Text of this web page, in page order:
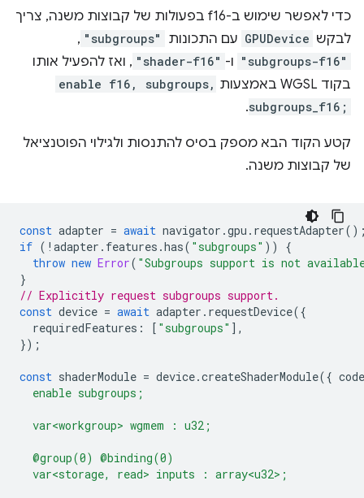
כדי לאפשר שימוש ב-f16 בפעולות של קבוצות משנה, צריך
לבקש GPUDevice עם התכונות "subgroups"
,‏
"subgroups-f16" ו- "shader-f16" , ואז להפעיל אותו
בקוד WGSL באמצעות
enable f16, subgroups,
subgroups_f16;
.
קטע הקוד הבא מספק בסיס להתנסות ולגילוי הפוטנציאל
של קבוצות משנה.
const adapter = await navigator .gpu . requestAdapter
if ( ! adapter . features .has( "subgroups" ))
{
throw new Error( "Subgroups support is not
}
// Explicitly request subgroups support.
const device = await adapter . requestDevice({
requiredFeatures : [ "subgroups" ],
});
const shaderModule = device.createShaderModule({ code
  enable subgroups;
  var<workgroup> wgmem : u32;
  @group(0) @binding(0)
  var<storage, read> inputs : array<u32>;